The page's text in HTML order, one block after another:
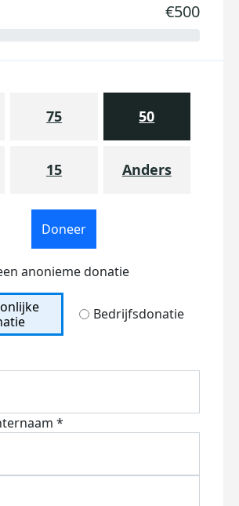
€500
75 50
15 Anders
Doneer
anonieme donatie
Bedrijfsdonatie
*